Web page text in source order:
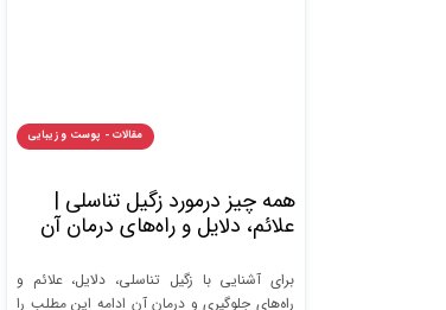
مقالات - پوست و زیبایی
همه چیز درمورد زگیل تناسلی |
علائم، دلایل و راه‌های درمان آن
برای آشنایی با زگیل تناسلی، دلایل، علائم و
راه‌های جلوگیری و درمان آن ادامه این مطلب را